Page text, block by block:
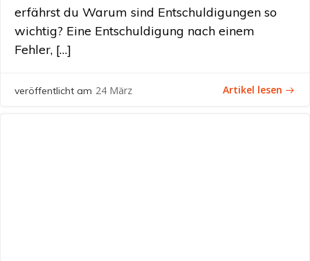
erfährst du Warum sind Entschuldigungen so
wichtig? Eine Entschuldigung nach einem
Fehler, […]
veröffentlicht am 24 März Artikel lesen